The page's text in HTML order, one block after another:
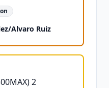
/Alvaro Ruiz
2